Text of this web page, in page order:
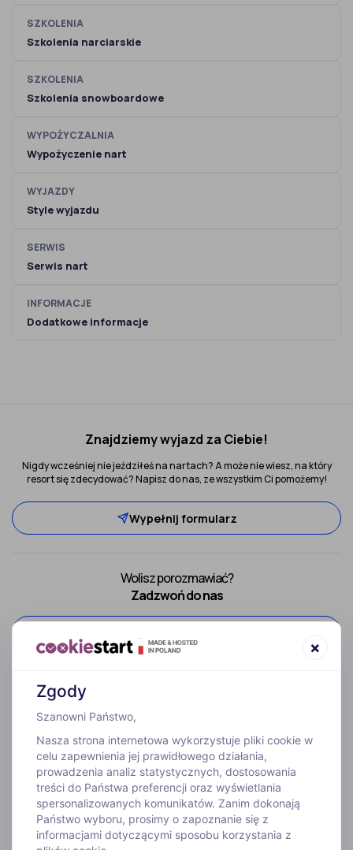
SZKOLENIA
Szkolenia narciarskie
SZKOLENIA
Szkolenia snowboardowe
WYPOŻYCZALNIA
Wypożyczenie nart
WYJAZDY
Style wyjazdu
SERWIS
Serwis nart
INFORMACJE
Dodatkowe informacje
Znajdziemy wyjazd za Ciebie!
Nigdy wcześniej nie jeździłeś na nartach? A może nie wiesz, na który
resort się zdecydować? Napisz do nas, ze wszystkim Ci pomożemy!
Wypełnij formularz
Wolisz porozmawiać?
Zadzwoń do nas
WYJAZDY
INFORMACJE
Zgody
×
Szanowni Państwo,
Nasza strona internetowa wykorzystuje pliki cookie w
celu zapewnienia jej prawidłowego działania,
prowadzenia analiz statystycznych, dostosowania
treści do Państwa preferencji oraz wyświetlania
spersonalizowanych komunikatów. Zanim dokonają
Państwo wyboru, prosimy o zapoznanie się z
informacjami dotyczącymi sposobu korzystania z